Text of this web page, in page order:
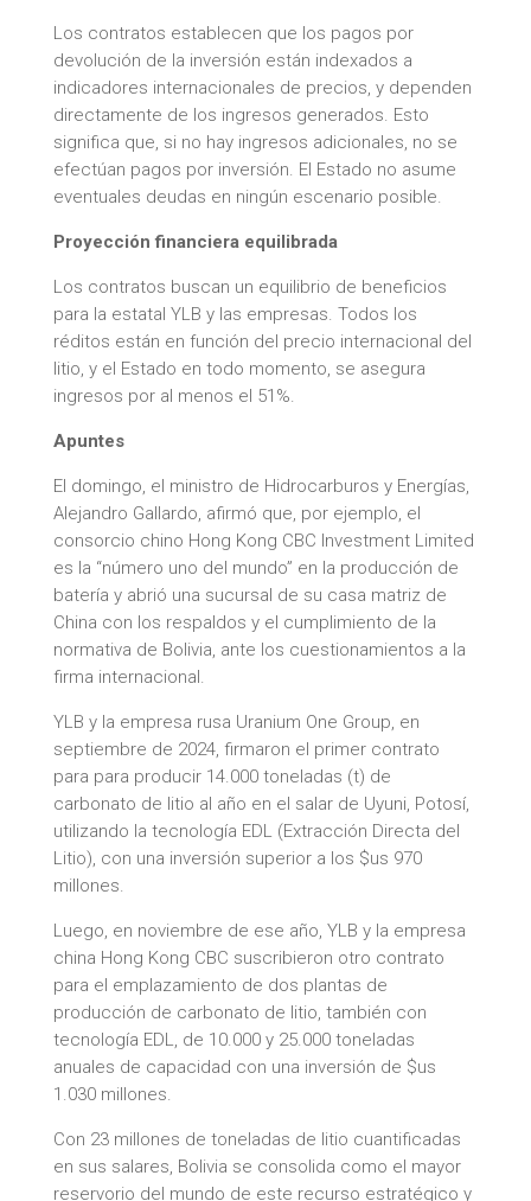
Los contratos establecen que los pagos por
devolución de la inversión están indexados a
indicadores internacionales de precios, y dependen
directamente de los ingresos generados. Esto
significa que, si no hay ingresos adicionales, no se
efectúan pagos por inversión. El Estado no asume
eventuales deudas en ningún escenario posible.
Proyección financiera equilibrada
Los contratos buscan un equilibrio de beneficios
para la estatal YLB y las empresas. Todos los
réditos están en función del precio internacional del
litio, y el Estado en todo momento, se asegura
ingresos por al menos el 51%.
Apuntes
El domingo, el ministro de Hidrocarburos y Energías,
Alejandro Gallardo, afirmó que, por ejemplo, el
consorcio chino Hong Kong CBC Investment Limited
es la “número uno del mundo” en la producción de
batería y abrió una sucursal de su casa matriz de
China con los respaldos y el cumplimiento de la
normativa de Bolivia, ante los cuestionamientos a la
firma internacional.
YLB y la empresa rusa Uranium One Group, en
septiembre de 2024, firmaron el primer contrato
para para producir 14.000 toneladas (t) de
carbonato de litio al año en el salar de Uyuni, Potosí,
utilizando la tecnología EDL (Extracción Directa del
Litio), con una inversión superior a los $us 970
millones.
Luego, en noviembre de ese año, YLB y la empresa
china Hong Kong CBC suscribieron otro contrato
para el emplazamiento de dos plantas de
producción de carbonato de litio, también con
tecnología EDL, de 10.000 y 25.000 toneladas
anuales de capacidad con una inversión de $us
1.030 millones.
Con 23 millones de toneladas de litio cuantificadas
en sus salares, Bolivia se consolida como el mayor
reservorio del mundo de este recurso estratégico y